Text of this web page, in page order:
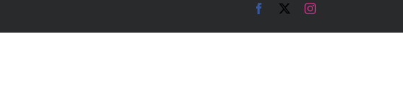
Facebook Instagram